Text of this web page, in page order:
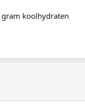
koolhydraten